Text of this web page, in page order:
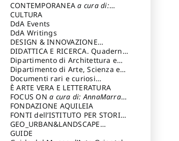
Magnani Lauro
Selvaggi Giuseppe
CONTEMPORANEAa cura di:
Gubinelli Luna
CULTURA
DdA Events
DdA Writings
DESIGN & INNOVAZIONE
TECNOLOGICAa cura di: Vallicelli
Andrea
DIDATTICA E RICERCA. Quaderni
della Scuola
Dipartimento di Architettura e
Analisi della Città Mediterranea
Dipartimento di Arte, Scienza e
Tecnica del Costuire
Documenti rari e curiosi
dall'Archivio Segreto
È ARTE VERA E LETTERATURA
FOCUS ONa cura di: AnnaMarra
Contemporanea
FONDAZIONE AQUILEIA
FONTI dell’ISTITUTO PER STORIA
DEL RISORGIMENTO
GEO_URBAN&LANDSCAPE
PLANNING (GULP)
GUIDE